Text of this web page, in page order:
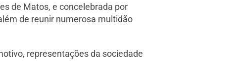
de Matos, e concelebrada por
de reunir numerosa multidão
representações da sociedade